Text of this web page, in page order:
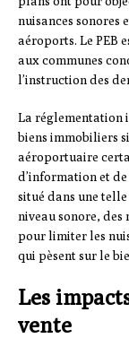
nuisances sonores
aéroports. Le PEB
aux communes
l’instruction des
La réglementation
biens immobiliers
aéroportuaire
d’information et
situé dans une
niveau sonore, des
pour limiter les
qui pèsent sur le
Les
vente